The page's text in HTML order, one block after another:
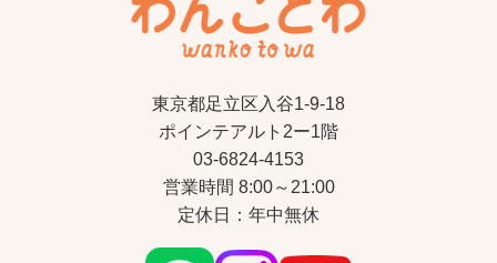
東京都足立区入谷1-9-18
ポインテアルト2ー1階
03-6824-4153
営業時間 8:00～21:00
定休日：年中無休